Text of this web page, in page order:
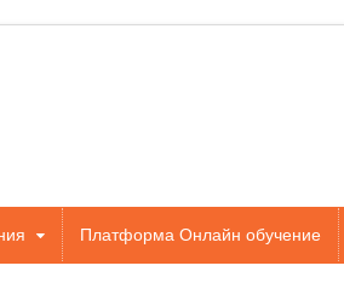
Платформа Онлайн обучение